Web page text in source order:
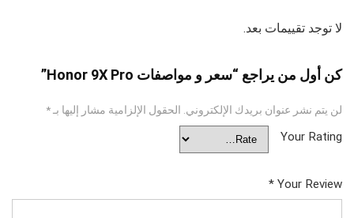
لا توجد تقييمات بعد.
كن أول من يراجع “سعر و مواصفات Honor 9X Pro”
لن يتم نشر عنوان بريدك الإلكتروني. الحقول الإلزامية مشار إليها بـ*
Your Rating
Your Review
*